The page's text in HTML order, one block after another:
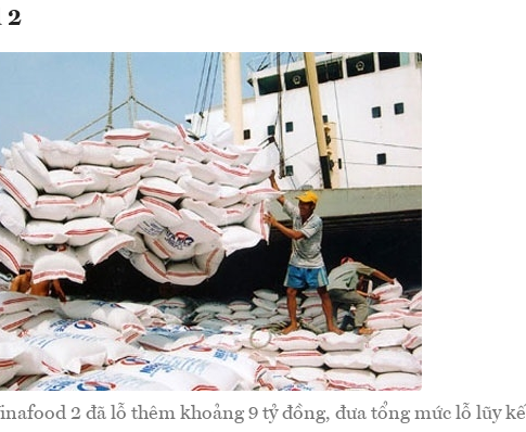
2
2 đã lỗ thêm khoảng 9 tỷ đồng, đưa tổng mức lỗ lũy kế